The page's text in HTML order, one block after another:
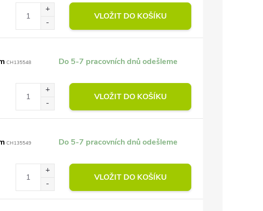
VLOŽIT DO KOŠÍKU
CH135548 Do 5-7 pracovních dnů odešleme
VLOŽIT DO KOŠÍKU
CH135549 Do 5-7 pracovních dnů odešleme
VLOŽIT DO KOŠÍKU